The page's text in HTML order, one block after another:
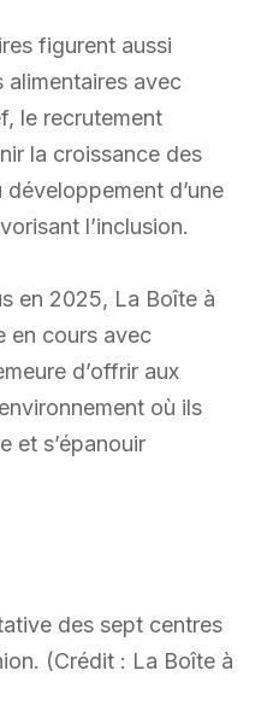
figurent aussi
alimentaires avec
le recrutement
la croissance des
d’une
l’inclusion.
en 2025, La Boîte à
en cours avec
d’offrir aux
où ils
et s’épanouir
des sept centres
(Crédit : La Boîte à